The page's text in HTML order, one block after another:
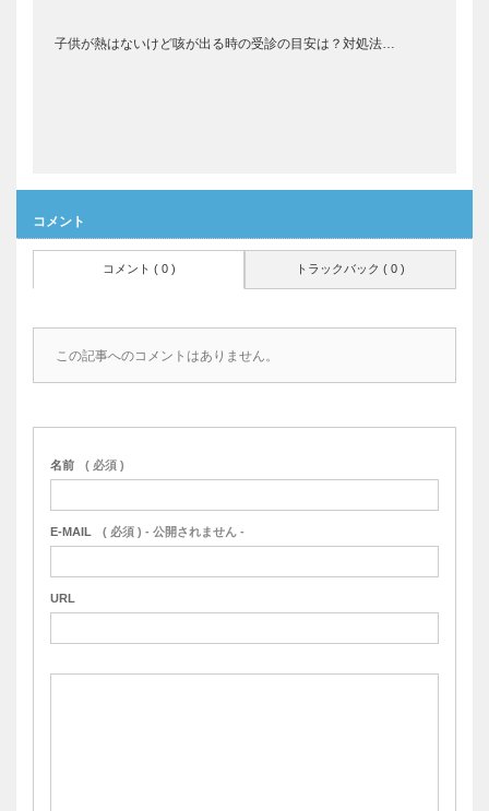
子供が熱はないけど咳が出る時の受診の目安は？対処法…
コメント
コメント ( 0 ) トラックバック ( 0 )
この記事へのコメントはありません。
名前 ( 必須 )
E-MAIL ( 必須 ) - 公開されません -
URL